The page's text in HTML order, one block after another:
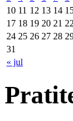
« jul
10 11 12 13 14
17 18 19 20 21 22
24 25 26 27 28
31